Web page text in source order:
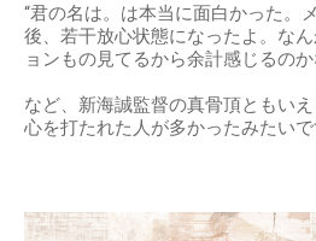
“君の名は。は本当に面白かった。
後、若干放心状態になったよ。な
ョンもの見てるから余計感じるのか
など、新海誠監督の真骨頂ともい
心を打たれた人が多かったみたいで